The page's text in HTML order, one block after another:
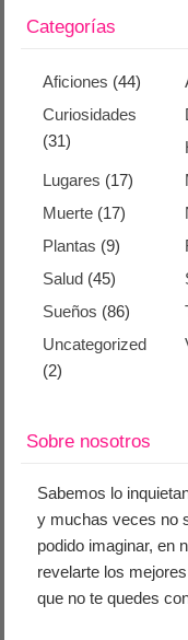
Categorías
Aficiones (44)
Curiosidades
(31)
Lugares (17)
Muerte (17)
Plantas (9)
Salud (45)
Sueños (86)
Uncategorized
(2)
Sobre nosotros
Sabemos lo
y muchas veces no
podido imaginar, en
revelarte los
que no te quedes